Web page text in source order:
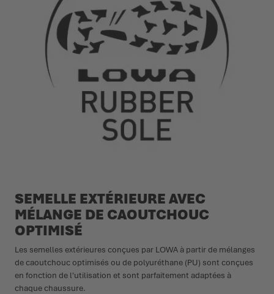
SEMELLE EXTÉRIEURE AVEC
MÉLANGE DE CAOUTCHOUC
OPTIMISÉ
Les semelles extérieures conçues par LOWA à partir de mélanges
de caoutchouc optimisés ou de polyuréthane (PU) sont conçues
en fonction de l'utilisation et sont parfaitement adaptées à
chaque chaussure.